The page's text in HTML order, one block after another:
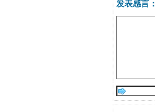
发表感言：